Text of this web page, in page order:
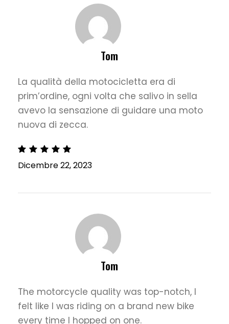
Tom
La qualità della motocicletta era di
prim’ordine, ogni volta che salivo in sella
avevo la sensazione di guidare una moto
nuova di zecca.
Dicembre 22, 2023
Tom
The motorcycle quality was top-notch, I
felt like I was riding on a brand new bike
every time I hopped on one.